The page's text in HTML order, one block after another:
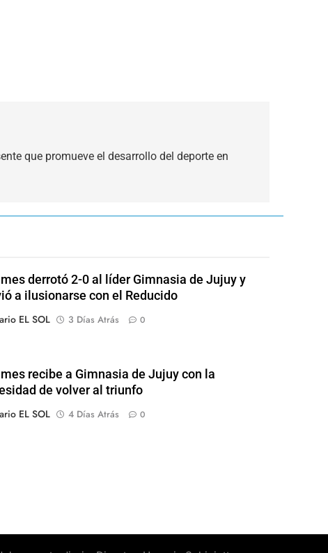
que promueve el desarrollo del deporte en
derrotó 2-0 al líder Gimnasia de Jujuy y
a ilusionarse con el Reducido
EL SOL
3 Días Atrás 0
recibe a Gimnasia de Jujuy con la
de volver al triunfo
EL SOL
4 Días Atrás 0